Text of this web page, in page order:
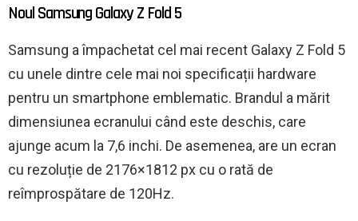
Noul Samsung Galaxy Z Fold 5
Samsung a împachetat cel mai recent Galaxy Z Fold 5
cu unele dintre cele mai noi specificații hardware
pentru un smartphone emblematic. Brandul a mărit
dimensiunea ecranului când este deschis, care
ajunge acum la 7,6 inchi. De asemenea, are un ecran
cu rezoluție de 2176×1812 px cu o rată de
reîmprospătare de 120Hz.